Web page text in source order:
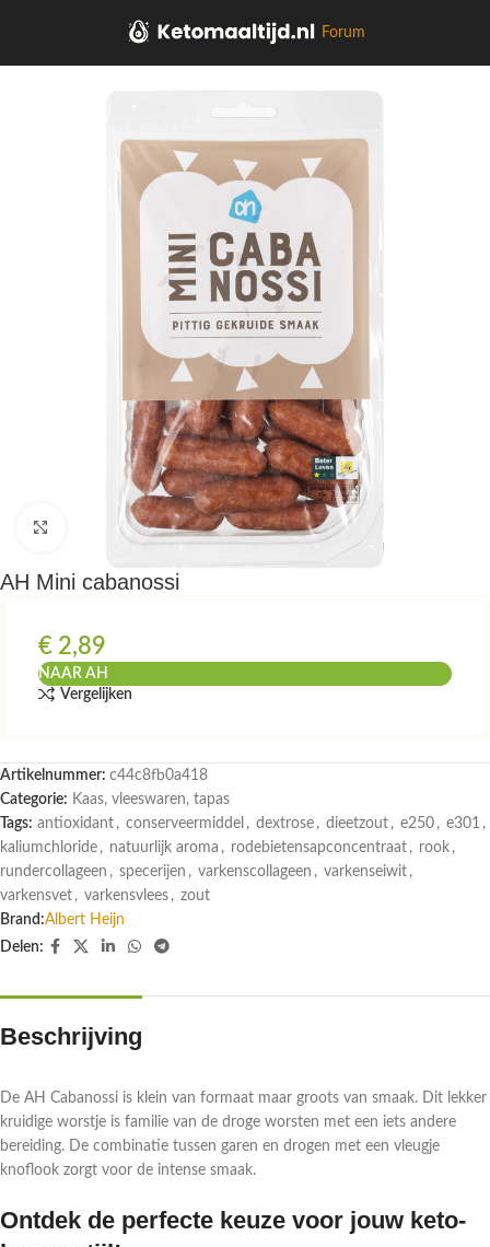
Forum
Klik om te vergroten
AH Mini cabanossi
€ 2,89
NAAR AH
Vergelijken
Artikelnummer: c44c8fb0a418
Categorie: Kaas, vleeswaren, tapas
Tags: antioxidant , conserveermiddel , dextrose , dieetzout , e250 , e301 ,
kaliumchloride , natuurlijk aroma , rodebietensapconcentraat , rook ,
rundercollageen , specerijen , varkenscollageen , varkenseiwit ,
varkensvet , varkensvlees , zout
Brand:Albert Heijn
Delen:
Beschrijving
De AH Cabanossi is klein van formaat maar groots van smaak. Dit lekker
kruidige worstje is familie van de droge worsten met een iets andere
bereiding. De combinatie tussen garen en drogen met een vleugje
knoflook zorgt voor de intense smaak.
Ontdek de perfecte keuze voor jouw keto-